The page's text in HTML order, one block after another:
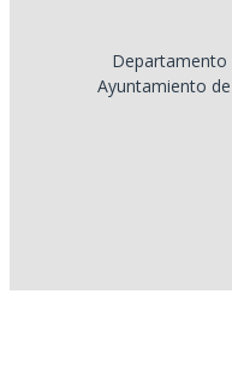
Departamento
Ayuntamiento